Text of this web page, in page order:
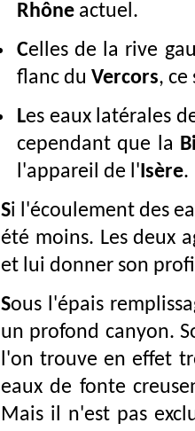
Rhône actuel.
Celles de la rive
flanc du Vercors, ce
Les eaux latérales
cependant que la
l'appareil de l'Isère.
Si l'écoulement des eaux a joué un rôle très important, celui de la glace ne l'a pas
été moins. Les deux
et lui donner son
Sous l'épais
un profond canyon.
l'on trouve en effet
eaux de fonte
Mais il n'est pas